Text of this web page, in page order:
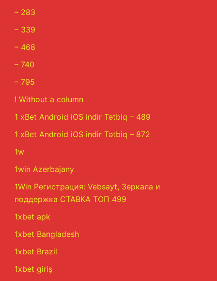
– 283
– 339
– 468
– 740
– 795
! Without a column
1 xBet Android iOS indir Tətbiq – 489
1 xBet Android iOS indir Tətbiq – 872
1w
1win Azerbajany
1Win Регистрация: Vebsayt, Зеркала и
поддержка СТАВКА ТОП 499
1xbet apk
1xbet Bangladesh
1xbet Brazil
1xbet giriş